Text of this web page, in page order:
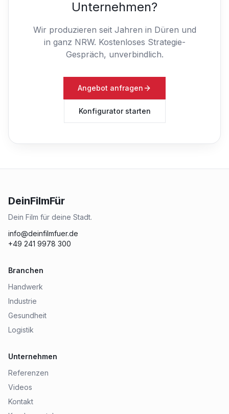
Unternehmen?
Wir produzieren seit Jahren in Düren und
in ganz NRW. Kostenloses Strategie-
Gespräch, unverbindlich.
Angebot anfragen
Konfigurator starten
DeinFilmFür
Dein Film für deine Stadt.
info@deinfilmfuer.de
+49 241 9978 300
Branchen
Handwerk
Industrie
Gesundheit
Logistik
Unternehmen
Referenzen
Videos
Kontakt